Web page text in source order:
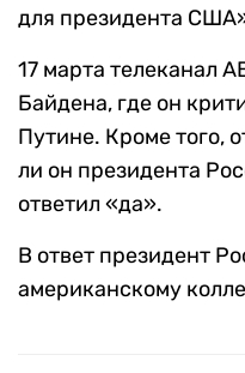
для президента
17 марта телеканал
Байдена, где он
Путине. Кроме того,
ли он президента
ответил «да».
В ответ президент
американскому